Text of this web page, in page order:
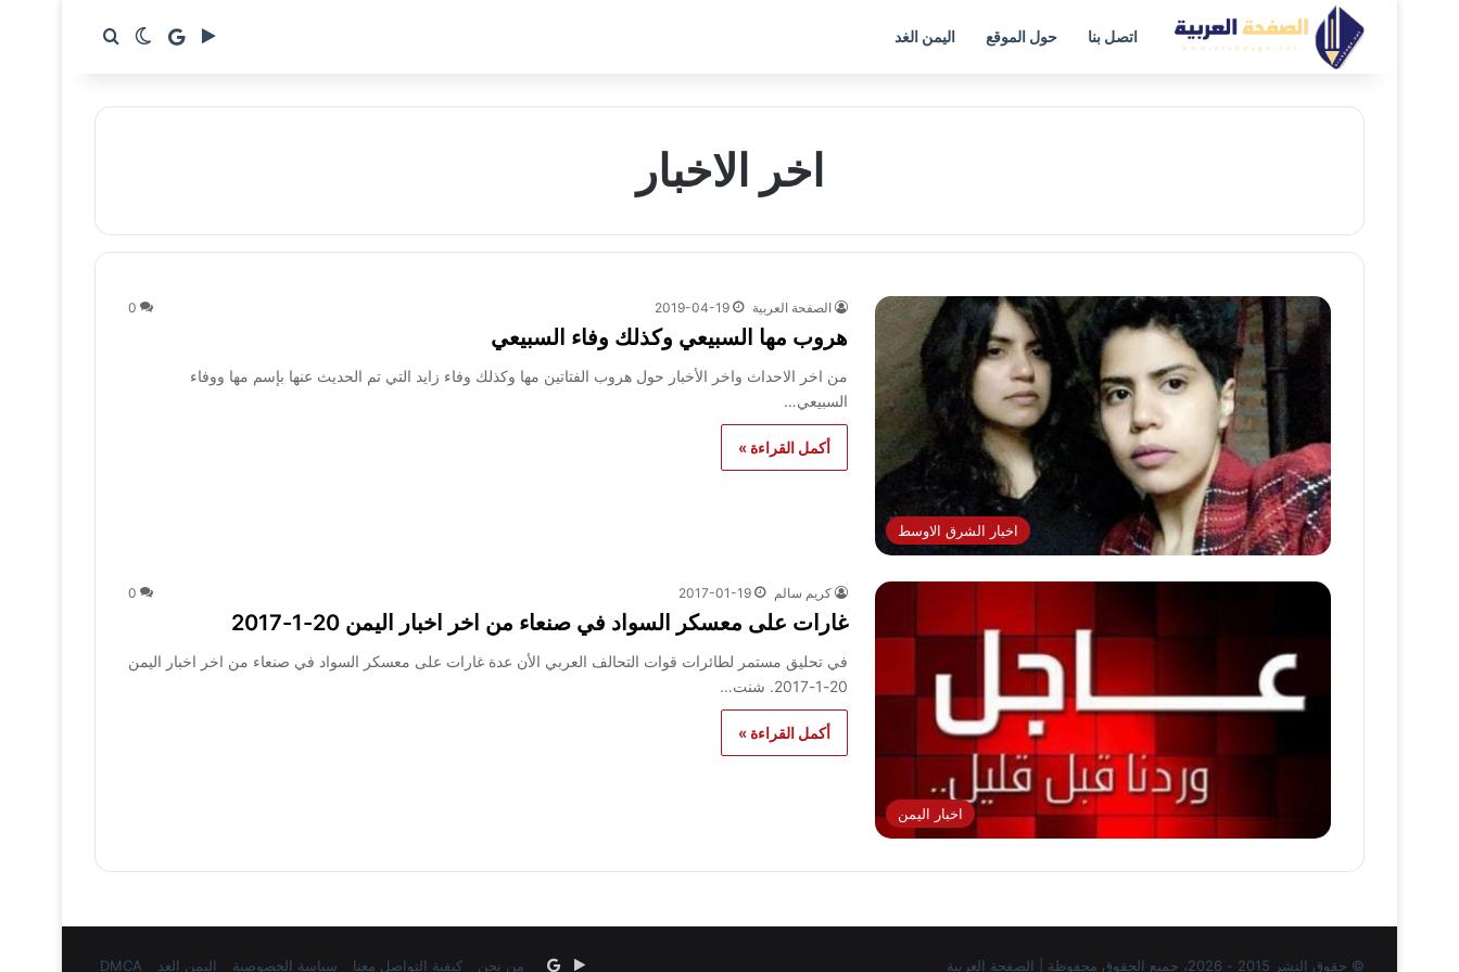
اتصل بنا حول الموقع اليمن الغد ‏Google Play
google news
الوضع المظلم
بحث عن
اخر الاخبار
اخبار الشرق الاوسط
الصفحة العربية 2019-04-19
0
هروب مها السبيعي وكذلك وفاء السبيعي
من اخر الاحداث واخر الأخبار حول هروب الفتاتين مها وكذلك وفاء زايد التي تم الحديث عنها بإسم مها ووفاء
السبيعي…
أكمل القراءة »
اخبار اليمن
كريم سالم 2017-01-19
0
غارات على معسكر السواد في صنعاء من اخر اخبار اليمن 20-1-2017
في تحليق مستمر لطائرات قوات التحالف العربي الأن عدة غارات على معسكر السواد في صنعاء من اخر اخبار اليمن
20-1-2017. شنت…
أكمل القراءة »
© حقوق النشر 2015 - 2026، جميع الحقوق محفوظة | الصفحة العربية من نحن كيفية التواصل معنا سياسة الخصوصية اليمن الغد DMCA ‏Google
google